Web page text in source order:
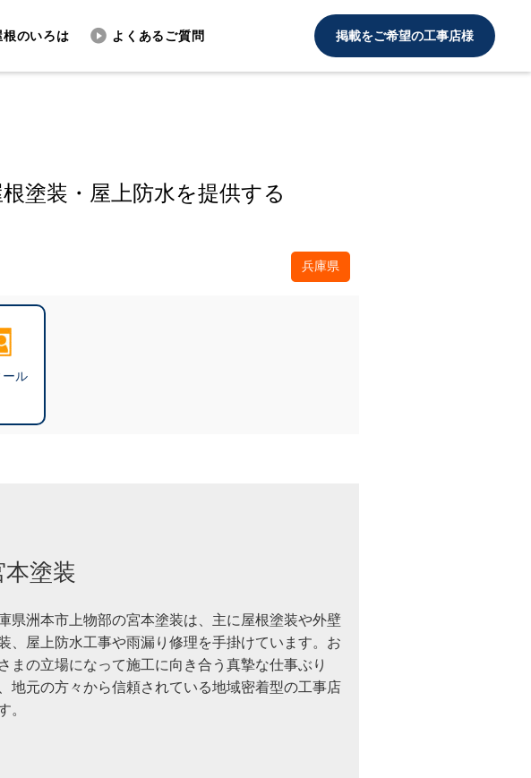
根のいろは よくあるご質問 掲載をご希望の工事店様
塗装・屋上防水を提供する
兵庫県
ール
本塗装
県洲本市上物部の宮本塗装は、主に屋根塗装や外壁
、屋上防水工事や雨漏り修理を手掛けています。お
まの立場になって施工に向き合う真摯な仕事ぶり
地元の方々から信頼されている地域密着型の工事店
。